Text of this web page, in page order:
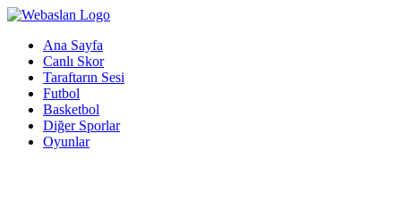
Ana Sayfa
Canlı Skor
Taraftarın Sesi
Futbol
Basketbol
Diğer Sporlar
Oyunlar